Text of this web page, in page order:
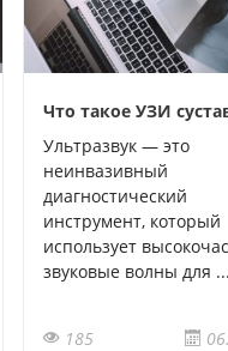
Что такое УЗИ
Ультразвук — это
неинвазивный
диагностический
инструмент, который
использует
звуковые волны для ...
185